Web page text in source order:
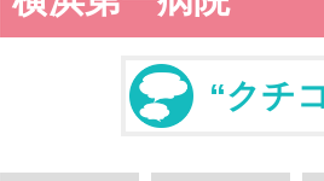
“クチ